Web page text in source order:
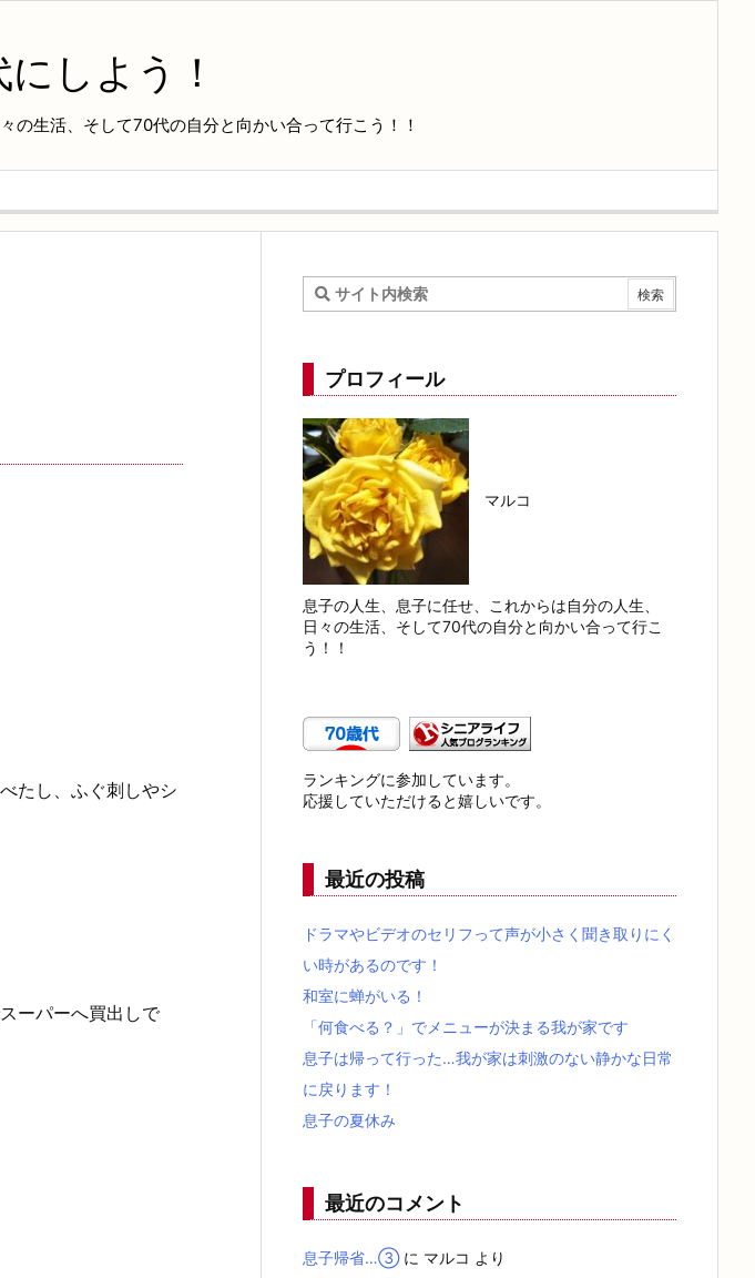
しよう！
の生活、そして70代の自分と向かい合って行こう！！
たし、ふぐ刺しやシ
ーパーへ買出しで
プロフィール
マルコ
息子の人生、息子に任せ、これからは自分の人生、
日々の生活、そして70代の自分と向かい合って行こ
う！！
ランキングに参加しています。
応援していただけると嬉しいです。
最近の投稿
ドラマやビデオのセリフって声が小さく聞き取りにく
い時があるのです！
和室に蝉がいる！
「何食べる？」でメニューが決まる我が家です
息子は帰って行った…我が家は刺激のない静かな日常
に戻ります！
息子の夏休み
最近のコメント
息子帰省…③に マルコ より